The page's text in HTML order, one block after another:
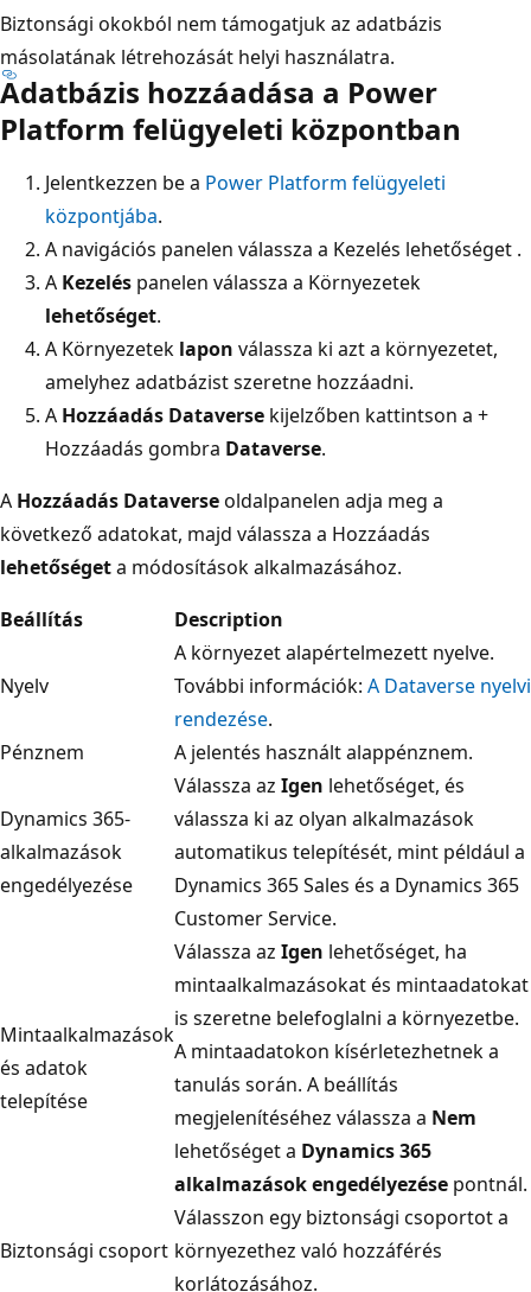
Biztonsági okokból nem támogatjuk az adatbázis
másolatának létrehozását helyi használatra.
Adatbázis hozzáadása a Power
Platform felügyeleti központban
Jelentkezzen be a Power Platform felügyeleti
központjába.
A navigációs panelen válassza a Kezelés lehetőséget .
A Kezelés panelen válassza a Környezetek
lehetőséget.
A Környezetek lapon válassza ki azt a környezetet,
amelyhez adatbázist szeretne hozzáadni.
A Hozzáadás Dataverse kijelzőben kattintson a +
Hozzáadás gombra Dataverse.
A Hozzáadás Dataverseoldalpanelen adja meg a
következő adatokat, majd válassza a Hozzáadás
lehetőségeta módosítások alkalmazásához.
Beállítás
Description
Nyelv
A környezet alapértelmezett nyelve.
További információk: A Dataverse nyelvi
rendezése.
Pénznem
A jelentés használt alappénznem.
Dynamics 365-
alkalmazások
engedélyezése
Válassza az Igen lehetőséget, és
válassza ki az olyan alkalmazások
automatikus telepítését, mint például a
Dynamics 365 Sales és a Dynamics 365
Customer Service.
Mintaalkalmazások
és adatok
telepítése
Válassza az Igen lehetőséget, ha
mintaalkalmazásokat és mintaadatokat
is szeretne belefoglalni a környezetbe.
A mintaadatokon kísérletezhetnek a
tanulás során. A beállítás
megjelenítéséhez válassza a Nem
lehetőséget a Dynamics 365
alkalmazások engedélyezése pontnál.
Biztonsági csoport
Válasszon egy biztonsági csoportot a
környezethez való hozzáférés
korlátozásához.